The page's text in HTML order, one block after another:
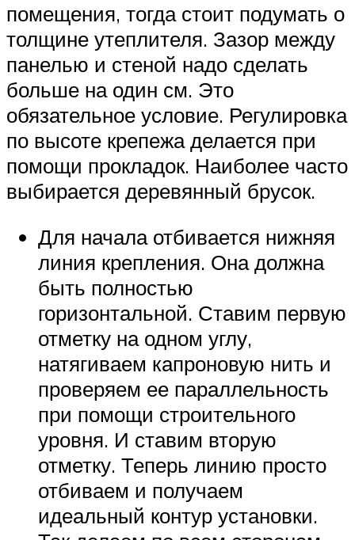
помещения, тогда стоит подумать о
толщине утеплителя. Зазор между
панелью и стеной надо сделать
больше на один см. Это
обязательное условие. Регулировка
по высоте крепежа делается при
помощи прокладок. Наиболее часто
выбирается деревянный брусок.
Для начала отбивается нижняя
линия крепления. Она должна
быть полностью
горизонтальной. Ставим первую
отметку на одном углу,
натягиваем капроновую нить и
проверяем ее параллельность
при помощи строительного
уровня. И ставим вторую
отметку. Теперь линию просто
отбиваем и получаем
идеальный контур установки.